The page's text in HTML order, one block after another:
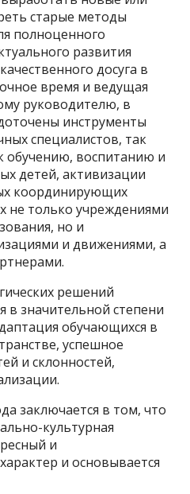
старые методы
полноценного
развития
досуга в
время и ведущая
руководителю, в
инструменты
специалистов, так
обучению, воспитанию и
детей, активизации
координирующих
не только учреждениями
но и
и движениями, а
решений
в значительной степени
обучающихся в
успешное
и склонностей,
заключается в том, что
культурная
и
и основывается